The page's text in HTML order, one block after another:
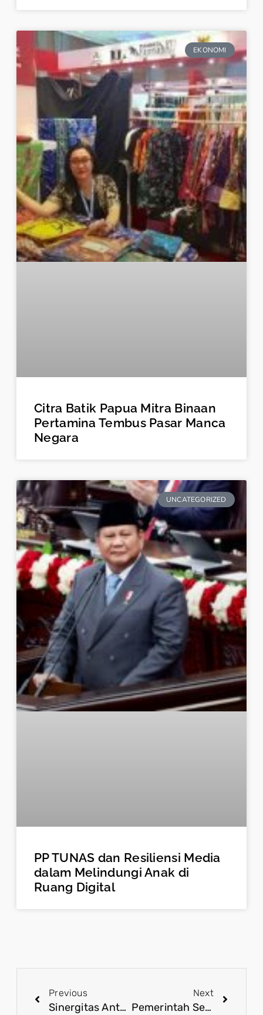
EKONOMI
Citra Batik Papua Mitra Binaan
Pertamina Tembus Pasar Manca
Negara
UNCATEGORIZED
PP TUNAS dan Resiliensi Media
dalam Melindungi Anak di
Ruang Digital
Previous
Sinergitas Antar Lembaga Kawal Program Strategis Pemerintah Bebas Korupsi
Next
Pemerintah Serap Aspirasi Terkait Rencana Ukuran Rumah Subsidi